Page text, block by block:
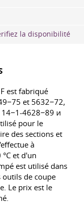
la disponibilité
est fabriqué
et 5632−72,
14−1-4628−89 и
pour le
des sections et
à
et d'un
est utilisé dans
de coupe
Le prix est le